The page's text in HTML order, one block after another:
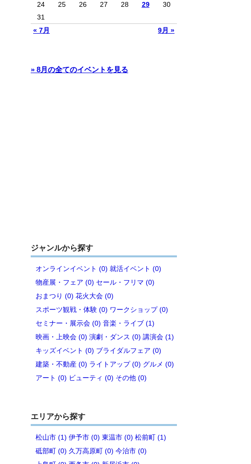
« 7月 9月 »
24
25 26 27 28 29
30
31
» 8月の全てのイベントを見る
ジャンルから探す
オンラインイベント (0) 就活イベント (0)
物産展・フェア (0) セール・フリマ (0)
おまつり (0) 花火大会 (0)
スポーツ観戦・体験 (0) ワークショップ (0)
セミナー・展示会 (0) 音楽・ライブ (1)
映画・上映会 (0) 演劇・ダンス (0) 講演会 (1)
キッズイベント (0) ブライダルフェア (0)
建築・不動産 (0) ライトアップ (0) グルメ (0)
アート (0) ビューティ (0) その他 (0)
エリアから探す
松山市 (1) 伊予市 (0) 東温市 (0) 松前町 (1)
砥部町 (0) 久万高原町 (0) 今治市 (0)